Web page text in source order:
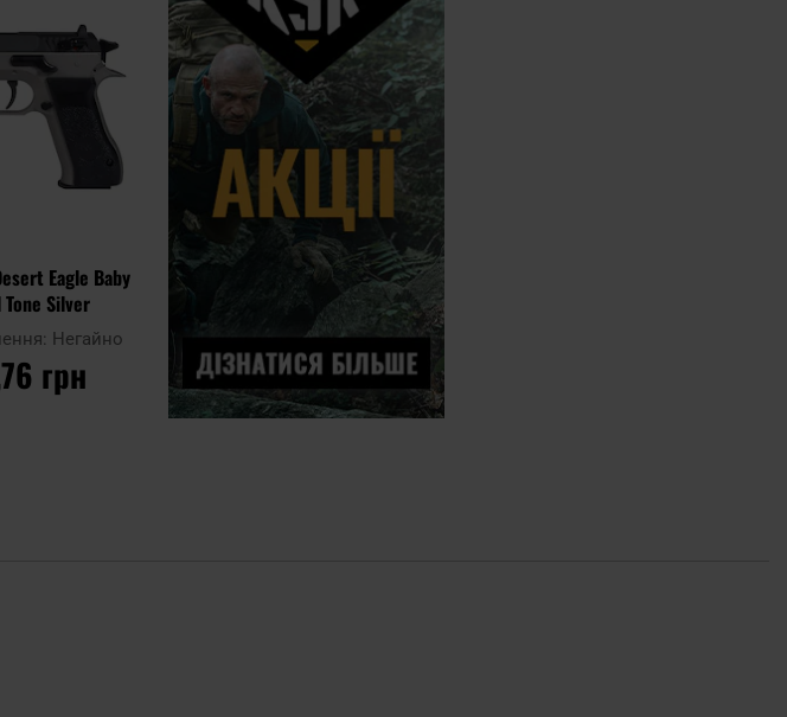
списку
уподобань
Eagle Baby
Tone Silver
Негайно
грн